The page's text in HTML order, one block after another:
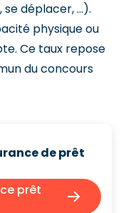
se déplacer, …).
physique ou
Ce taux repose
du concours
de prêt
prêt